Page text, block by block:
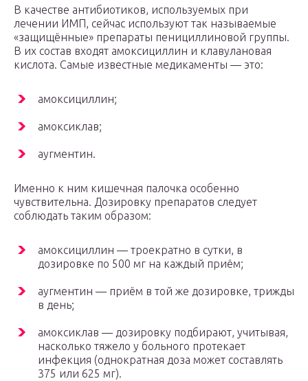
В качестве антибиотиков, используемых при
лечении ИМП, сейчас используют так называемые
«защищённые» препараты пенициллиновой группы.
В их состав входят амоксициллин и клавулановая
кислота. Самые известные медикаменты — это:
амоксициллин;
амоксиклав;
аугментин.
Именно к ним кишечная палочка особенно
чувствительна. Дозировку препаратов следует
соблюдать таким образом:
амоксициллин — троекратно в сутки, в
дозировке по 500 мг на каждый приём;
аугментин — приём в той же дозировке, трижды
в день;
амоксиклав — дозировку подбирают, учитывая,
насколько тяжело у больного протекает
инфекция (однократная доза может составлять
375 или 625 мг).